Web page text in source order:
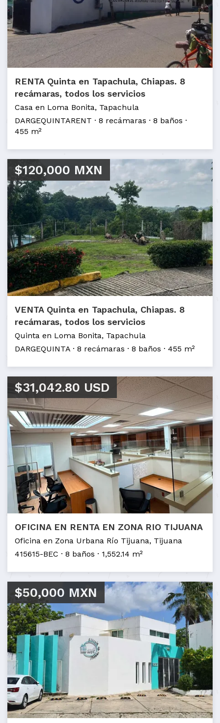
RENTA Quinta en Tapachula, Chiapas. 8
recámaras, todos los servicios
Casa en Loma Bonita, Tapachula
DARGEQUINTARENT
8 recámaras
8 baños
455 m²
$120,000 MXN
VENTA Quinta en Tapachula, Chiapas. 8
recámaras, todos los servicios
Quinta en Loma Bonita, Tapachula
DARGEQUINTA
8 recámaras 8 baños 455 m²
$31,042.80 USD
OFICINA EN RENTA EN ZONA RIO TIJUANA
Oficina en Zona Urbana Río Tijuana, Tijuana
415615-BEC
8 baños 1,552.14 m²
$50,000 MXN